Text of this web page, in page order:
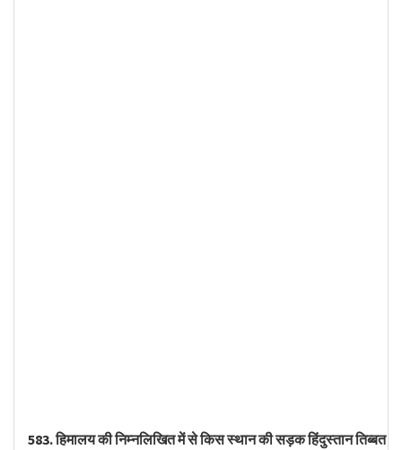
583. हिमालय की निम्नलिखित में से किस स्थान की सड़क हिंदुस्तान तिब्बत